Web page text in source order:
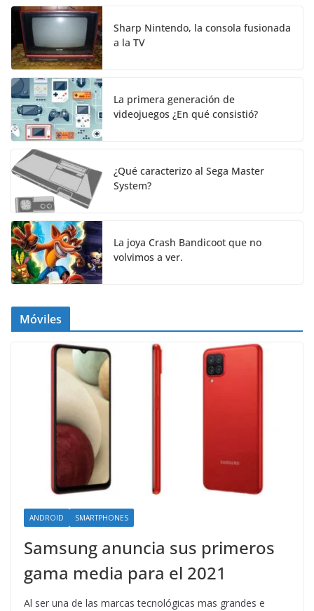
Sharp Nintendo, la consola fusionada
a la TV
La primera generación de
videojuegos ¿En qué consistió?
¿Qué caracterizo al Sega Master
System?
La joya Crash Bandicoot que no
volvimos a ver.
Móviles
ANDROID SMARTPHONES
Samsung anuncia sus primeros
gama media para el 2021
Al ser una de las marcas tecnológicas mas grandes e